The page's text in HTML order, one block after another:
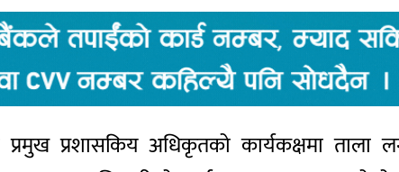
प्रमुख प्रशासकिय अधिकृतको कार्यकक्षमा ताला